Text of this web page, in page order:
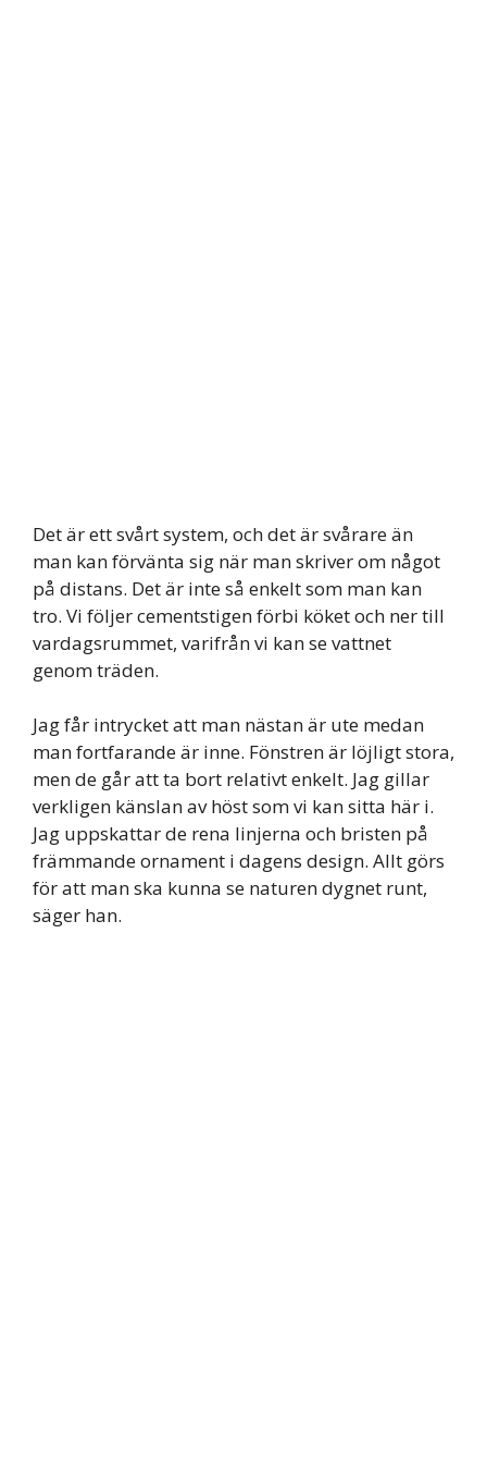
Det är ett svårt system, och det är svårare än
man kan förvänta sig när man skriver om något
på distans. Det är inte så enkelt som man kan
tro. Vi följer cementstigen förbi köket och ner till
vardagsrummet, varifrån vi kan se vattnet
genom träden.
Jag får intrycket att man nästan är ute medan
man fortfarande är inne. Fönstren är löjligt stora,
men de går att ta bort relativt enkelt. Jag gillar
verkligen känslan av höst som vi kan sitta här i.
Jag uppskattar de rena linjerna och bristen på
främmande ornament i dagens design. Allt görs
för att man ska kunna se naturen dygnet runt,
säger han.